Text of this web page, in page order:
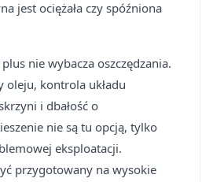
jest ociężała czy spóźniona
nie wybacza oszczędzania.
oleju, kontrola układu
i dbałość o
nie są tu opcją, tylko
eksploatacji.
przygotowany na wysokie